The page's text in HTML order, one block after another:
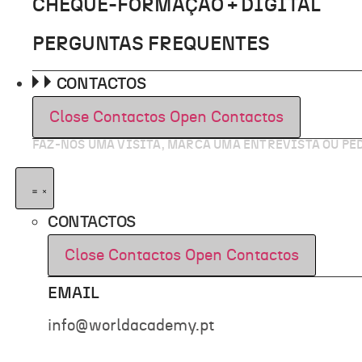
CHEQUE-FORMAÇÃO + DIGITAL
PERGUNTAS FREQUENTES
CONTACTOS
Close Contactos Open Contactos
FAZ-NOS UMA VISITA, MARCA UMA ENTREVISTA OU
CONTACTOS
Close Contactos Open Contactos
EMAIL
info@worldacademy.pt